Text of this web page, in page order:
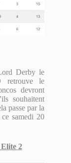
Derby le
retrouve le
devront
souhaitent
passe par la
samedi 20
2